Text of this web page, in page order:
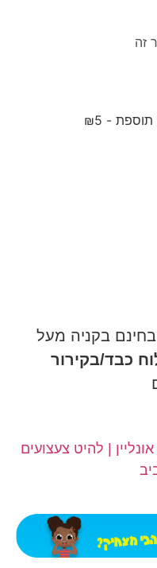
זה
תוספת - ₪5
בקניה מעל
כבד/בקירור